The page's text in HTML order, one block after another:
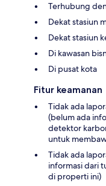
Terhubung
Dekat stasiun
Dekat stasiun
Di kawasan
Di pusat kota
Fitur keamanan
Tidak ada
(belum ada
detektor
untuk
Tidak ada
informasi dari
di properti ini)